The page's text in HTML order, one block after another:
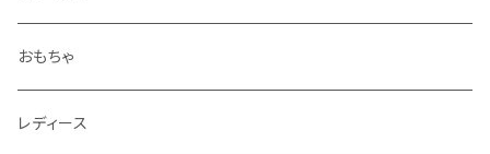
おもちゃ
レディース